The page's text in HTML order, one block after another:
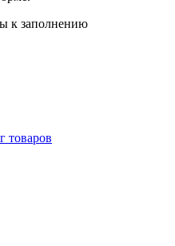
к заполнению